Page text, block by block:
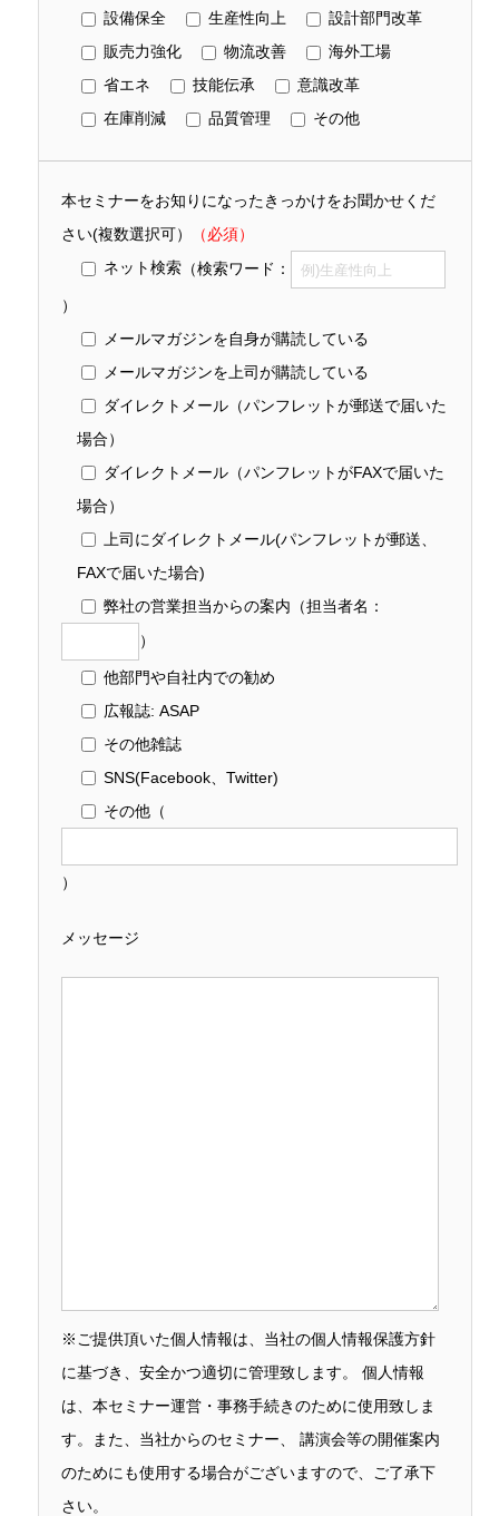
設備保全 生産性向上
設計部門改革
販売力強化
物流改善
海外工場
省エネ
技能伝承
意識改革
在庫削減
品質管理 その他
本セミナーをお知りになったきっかけをお聞かせくだ
さい(複数選択可）
（必須）
ネット検索 （検索ワード：
）
メールマガジンを自身が購読している
メールマガジンを上司が購読している
ダイレクトメール（パンフレットが郵送で届いた
場合）
ダイレクトメール（パンフレットがFAXで届いた
場合）
上司にダイレクトメール(パンフレットが郵送、
FAXで届いた場合)
弊社の営業担当からの案内 （担当者名：
）
他部門や自社内での勧め
広報誌: ASAP
その他雑誌
SNS(Facebook、Twitter)
その他 （
）
メッセージ
※ご提供頂いた個人情報は、当社の個人情報保護方針
に基づき、安全かつ適切に管理致します。 個人情報
は、本セミナー運営・事務手続きのために使用致しま
す。また、当社からのセミナー、 講演会等の開催案内
のためにも使用する場合がございますので、ご了承下
さい。